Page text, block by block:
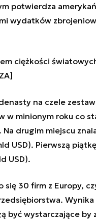
potwierdza
wydatków
ciężkości
na czele
w minionym roku co
drugim miejscu
USD). Pierwszą
USD).
się 30 firm z Europy,
być wystarczające by